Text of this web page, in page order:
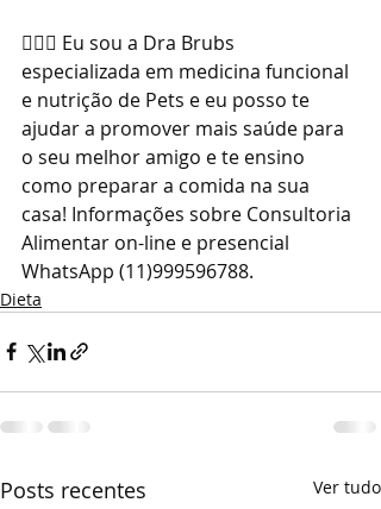
👩🏼‍⚕️ Eu sou a Dra Brubs
especializada em medicina funcional
e nutrição de Pets e eu posso te
ajudar a promover mais saúde para
o seu melhor amigo e te ensino
como preparar a comida na sua
casa! Informações sobre Consultoria
Alimentar on-line e presencial
WhatsApp (11)999596788.
Dieta
Posts recentes Ver tudo